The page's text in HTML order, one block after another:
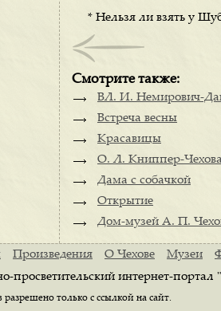
* Нельзя ли взять у
Смотрите также:
ВЛ. И. Немирович-
Встреча весны
Красавицы
О. Л. Книппер-
Дама с собачкой
Открытие
Дом-музей А. П.
Произведения О Чехове Музеи
просветительский интернет-
только с ссылкой на сайт.